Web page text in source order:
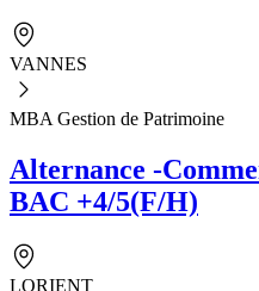
VANNES
MBA Gestion de Patrimoine
Alternance -
BAC +4/5(F/H)
LORIENT